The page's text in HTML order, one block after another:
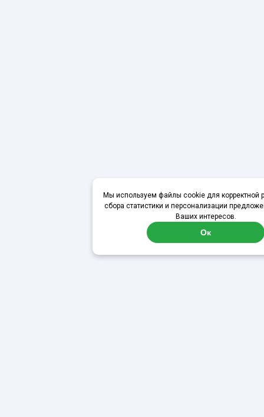
Мы используем файлы cookie для корректной
сбора статистики и персонализации
Ваших интересов.
Ок